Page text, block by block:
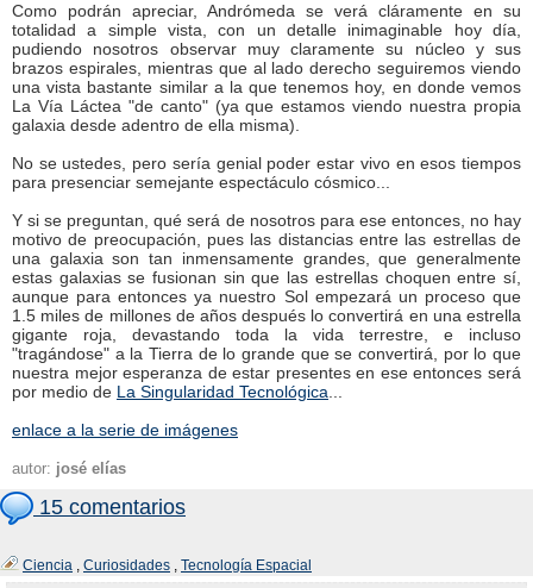
Como podrán apreciar, Andrómeda se verá cláramente en su
totalidad a simple vista, con un detalle inimaginable hoy día,
pudiendo nosotros observar muy claramente su núcleo y sus
brazos espirales, mientras que al lado derecho seguiremos viendo
una vista bastante similar a la que tenemos hoy, en donde vemos
La Vía Láctea "de canto" (ya que estamos viendo nuestra propia
galaxia desde adentro de ella misma).
No se ustedes, pero sería genial poder estar vivo en esos tiempos
para presenciar semejante espectáculo cósmico...
Y si se preguntan, qué será de nosotros para ese entonces, no hay
motivo de preocupación, pues las distancias entre las estrellas de
una galaxia son tan inmensamente grandes, que generalmente
estas galaxias se fusionan sin que las estrellas choquen entre sí,
aunque para entonces ya nuestro Sol empezará un proceso que
1.5 miles de millones de años después lo convertirá en una estrella
gigante roja, devastando toda la vida terrestre, e incluso
"tragándose" a la Tierra de lo grande que se convertirá, por lo que
nuestra mejor esperanza de estar presentes en ese entonces será
por medio de La Singularidad Tecnológica
enlace a la serie de imágenes
autor: josé elías
15 comentarios
Ciencia , Curiosidades , Tecnología Espacial